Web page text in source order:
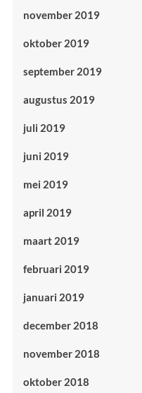
november 2019
oktober 2019
september 2019
augustus 2019
juli 2019
juni 2019
mei 2019
april 2019
maart 2019
februari 2019
januari 2019
december 2018
november 2018
oktober 2018